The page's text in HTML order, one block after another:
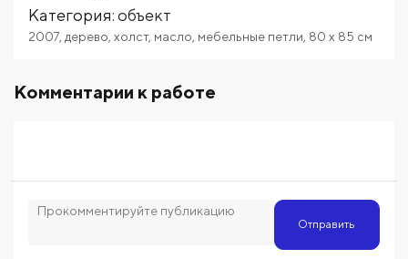
Категория:объект
2007 дерево холст, масло мебельные петли 80 x 85 см
Комментарии к работе
Отправить